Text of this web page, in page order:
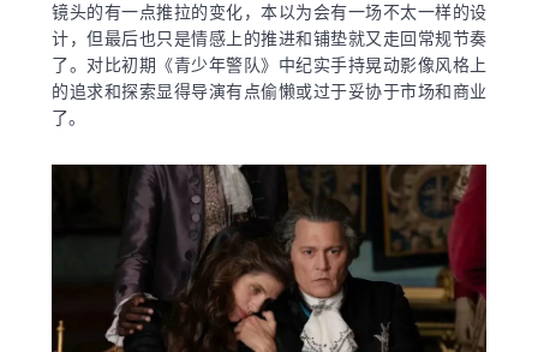
镜头的有一点推拉的变化，本以为会有一场不太一样的设
计，但最后也只是情感上的推进和铺垫就又走回常规节奏
了。对比初期《青少年警队》中纪实手持晃动影像风格上
的追求和探索显得导演有点偷懒或过于妥协于市场和商业
了。